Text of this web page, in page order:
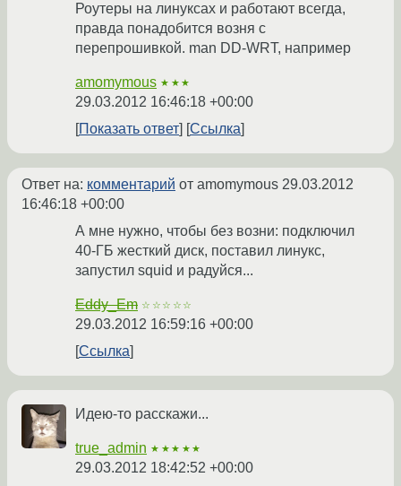
Роутеры на линуксах и работают всегда,
правда понадобится возня с
перепрошивкой. man DD-WRT, например
amomymous ★★★
29.03.2012 16:46:18 +00:00
Показать ответ
Ссылка
Ответ на: комментарий от amomymous 29.03.2012
16:46:18 +00:00
А мне нужно, чтобы без возни: подключил
40-ГБ жесткий диск, поставил линукс,
запустил squid и радуйся...
Eddy_Em ☆☆☆☆☆
29.03.2012 16:59:16 +00:00
Ссылка
Идею-то расскажи...
true_admin ★★★★★
29.03.2012 18:42:52 +00:00